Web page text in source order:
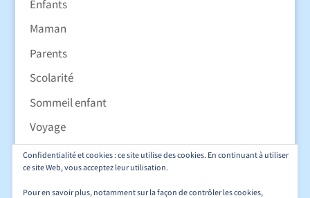
Enfants
Maman
Parents
Scolarité
Sommeil enfant
Voyage
Confidentialité et cookies : ce site utilise des cookies. En continuant à utiliser
ce site Web, vous acceptez leur utilisation.
Pour en savoir plus, notamment sur la façon de contrôler les cookies,